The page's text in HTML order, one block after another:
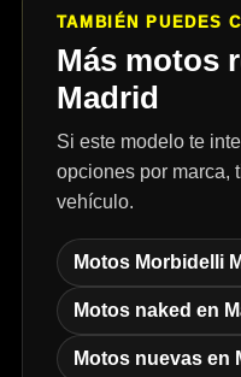
TAMBIÉN PUEDES
Más motos
Madrid
Si este modelo te
opciones por marca,
vehículo.
Motos Morbidelli
Motos naked en
Motos nuevas en